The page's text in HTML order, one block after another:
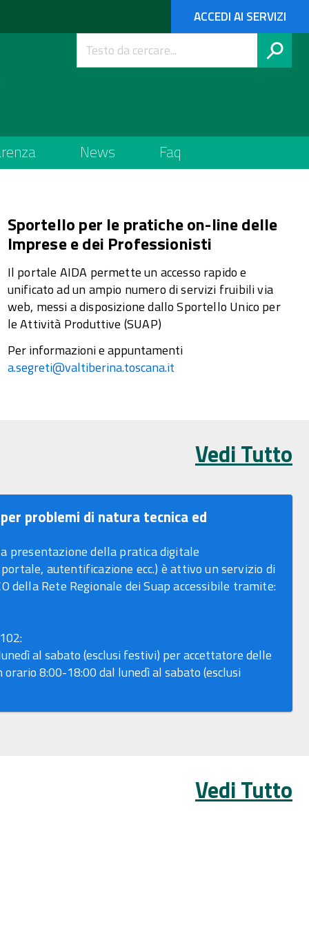
ACCEDI AI SERVIZI
News Faq
Sportello per le pratiche on-line delle
Imprese e dei Professionisti
Il portale AIDA permette un accesso rapido e
unificato ad un ampio numero di servizi fruibili via
web, messi a disposizione dallo Sportello Unico per
le Attività Produttive (SUAP)
Per informazioni e appuntamenti
a.segreti@valtiberina.toscana.it
Vedi Tutto
problemi di natura tecnica ed
presentazione della pratica digitale
autentificazione ecc.) è attivo un servizio di
della Rete Regionale dei Suap accessibile tramite:
al sabato (esclusi festivi) per accettatore delle
orario 8:00-18:00 dal lunedì al sabato (esclusi
Vedi Tutto